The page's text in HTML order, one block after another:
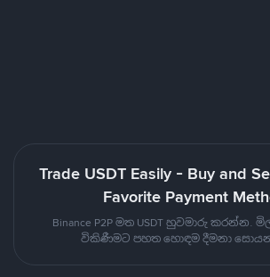
Trade USDT Easily - Buy and
Favorite Payment
Binance P2P මත USDT හුවමාරු කරන්න.
විකිණීමට පහත හොඳම දීමනා